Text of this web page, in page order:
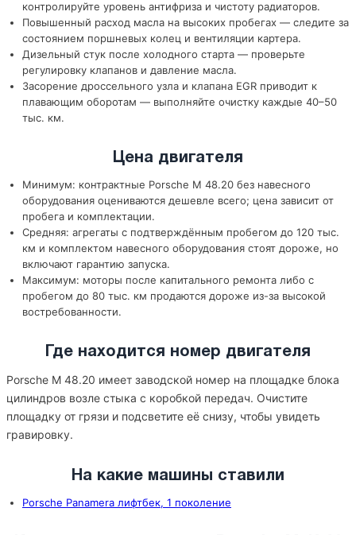
контролируйте уровень антифриза и чистоту радиаторов.
Повышенный расход масла на высоких пробегах — следите за
состоянием поршневых колец и вентиляции картера.
Дизельный стук после холодного старта — проверьте
регулировку клапанов и давление масла.
Засорение дроссельного узла и клапана EGR приводит к
плавающим оборотам — выполняйте очистку каждые 40–50
тыс. км.
Цена двигателя
Минимум: контрактные Porsche M 48.20 без навесного
оборудования оцениваются дешевле всего; цена зависит от
пробега и комплектации.
Средняя: агрегаты с подтверждённым пробегом до 120 тыс.
км и комплектом навесного оборудования стоят дороже, но
включают гарантию запуска.
Максимум: моторы после капитального ремонта либо с
пробегом до 80 тыс. км продаются дороже из-за высокой
востребованности.
Где находится номер двигателя
Porsche M 48.20 имеет заводской номер на площадке блока
цилиндров возле стыка с коробкой передач. Очистите
площадку от грязи и подсветите её снизу, чтобы увидеть
гравировку.
На какие машины ставили
Porsche Panamera лифтбек, 1 поколение